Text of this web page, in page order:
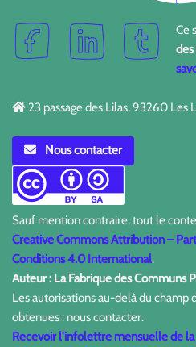
Ce
23 passage des Lilas, 93260 Les
Nous contacter
Sauf mention contraire, tout le
Creative Commons Attribution –
Conditions 4.0 International.
Auteur : La Fabrique des Communs
Les autorisations au-delà du
obtenues : nous contacter.
Recevoir l'infolettre mensuelle de la